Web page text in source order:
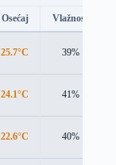
Osećaj Vlažnost
25.7°C 39%
24.1°C 41%
22.6°C 40%